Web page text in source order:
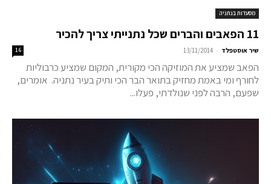
מסעדות בנתניה
11 הפאבים והברים שכל נתנייתי צריך להכיר
שיר אוסטפלד -
13/11/2014
16
הפאב שמציע את המוזיקה הכי מקורית, המקום שמציע כרבוליות
לחורף ומי באמת מחזיק בתואר הבר הכי ותיק בעיר נתניה. אומרים,
שפעם, הרבה לפני שנולדתי, פעלו...